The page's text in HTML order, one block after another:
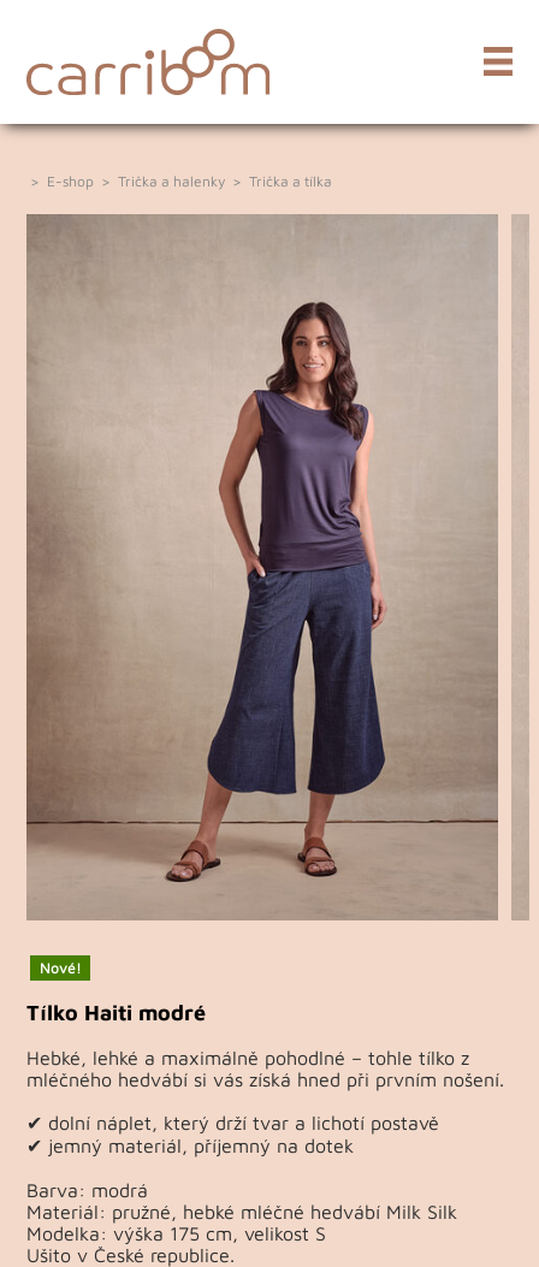
> E-shop >Trička a halenky >Trička a tílka
Nové!
Tílko Haiti modré
Hebké, lehké a maximálně pohodlné – tohle tílko z
mléčného hedvábí si vás získá hned při prvním nošení.
✔ dolní náplet, který drží tvar a lichotí postavě
✔ jemný materiál, příjemný na dotek
Barva: modrá
Materiál: pružné, hebké mléčné hedvábí Milk Silk
Modelka: výška 175 cm, velikost S
Ušito v České republice.